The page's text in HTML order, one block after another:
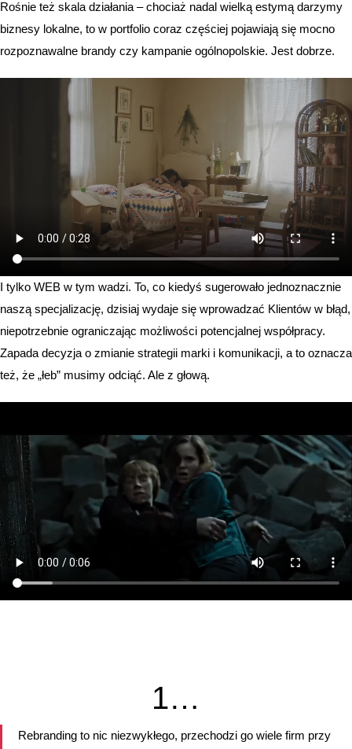
Rośnie też skala działania – chociaż nadal wielką estymą darzymy
biznesy lokalne, to w portfolio coraz częściej pojawiają się mocno
rozpoznawalne brandy czy kampanie ogólnopolskie. Jest dobrze.
I tylko WEB w tym wadzi. To, co kiedyś sugerowało jednoznacznie
naszą specjalizację, dzisiaj wydaje się wprowadzać Klientów w błąd,
niepotrzebnie ograniczając możliwości potencjalnej współpracy.
Zapada decyzja o zmianie strategii marki i komunikacji, a to oznacza
też, że „łeb” musimy odciąć. Ale z głową.
1…
Rebranding to nic niezwykłego, przechodzi go wiele firm przy